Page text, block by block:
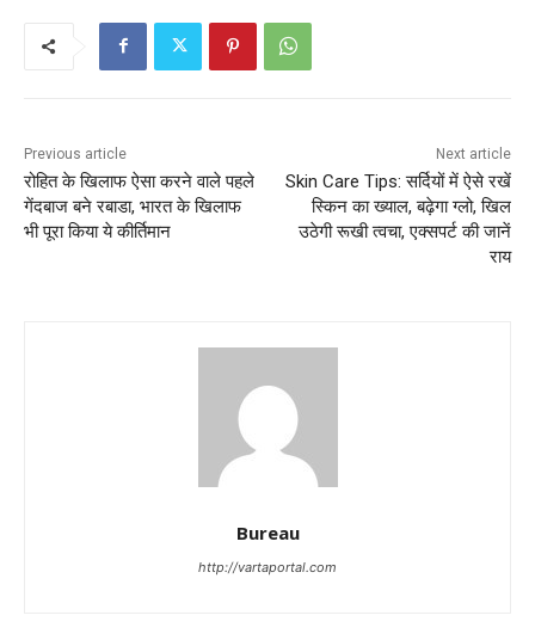
Previous article
रोहित के खिलाफ ऐसा करने वाले पहले
गेंदबाज बने रबाडा, भारत के खिलाफ
भी पूरा किया ये कीर्तिमान
Next article
Skin Care Tips: सर्दियों में ऐसे रखें
स्किन का ख्याल, बढ़ेगा ग्लो, खिल
उठेगी रूखी त्वचा, एक्सपर्ट की जानें
राय
Bureau
http://vartaportal.com